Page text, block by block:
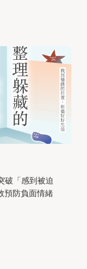
破「感到被迫
預防負面情緒